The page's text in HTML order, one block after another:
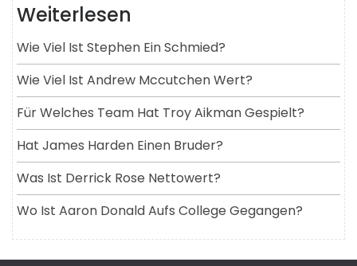
Weiterlesen
Wie Viel Ist Stephen Ein Schmied?
Wie Viel Ist Andrew Mccutchen Wert?
Für Welches Team Hat Troy Aikman Gespielt?
Hat James Harden Einen Bruder?
Was Ist Derrick Rose Nettowert?
Wo Ist Aaron Donald Aufs College Gegangen?